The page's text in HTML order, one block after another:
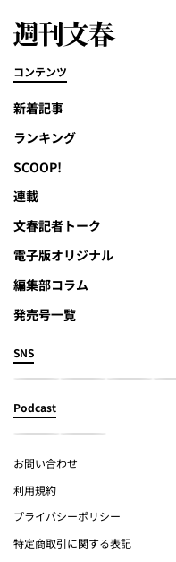
コンテンツ
新着記事
ランキング
SCOOP!
連載
文春記者トーク
電子版オリジナル
編集部コラム
発売号一覧
SNS
Podcast
お問い合わせ
利用規約
プライバシーポリシー
特定商取引に関する表記